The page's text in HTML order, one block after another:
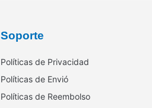
Soporte
Políticas de Privacidad
Políticas de Envió
Políticas de Reembolso